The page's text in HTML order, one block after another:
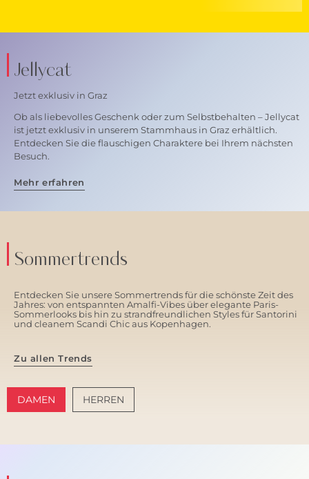
Jellycat
Jetzt exklusiv in Graz
Ob als liebevolles Geschenk oder zum Selbstbehalten – Jellycat
ist jetzt exklusiv in unserem Stammhaus in Graz erhältlich.
Entdecken Sie die flauschigen Charaktere bei Ihrem nächsten
Besuch.
Mehr erfahren
Sommertrends
Entdecken Sie unsere Sommertrends für die schönste Zeit des
Jahres: von entspannten Amalfi-Vibes über elegante Paris-
Sommerlooks bis hin zu strandfreundlichen Styles für Santorini
und cleanem Scandi Chic aus Kopenhagen.
Zu allen Trends
DAMEN HERREN